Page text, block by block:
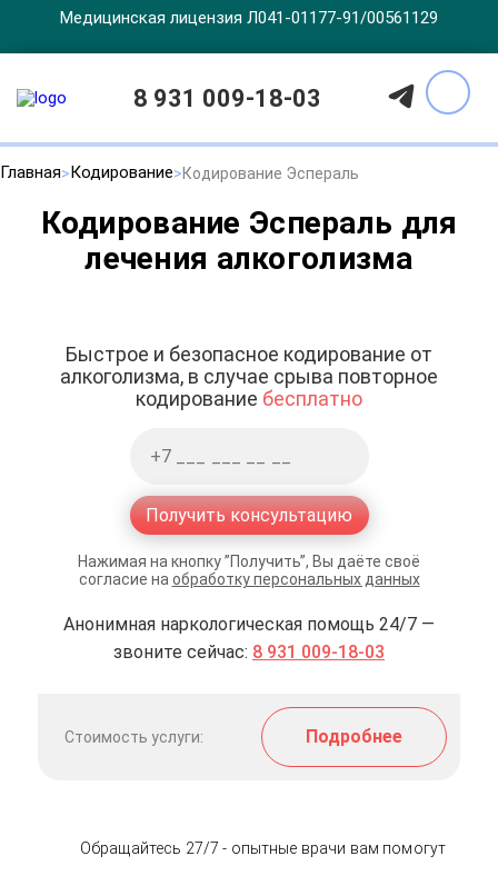
Медицинская лицензия Л041-01177-91/00561129
8 931 009-18-03
Главная Кодирование Кодирование Эспераль
Кодирование Эспераль для
лечения алкоголизма
Быстрое и безопасное кодирование от
алкоголизма, в случае срыва повторное
кодирование бесплатно
Получить консультацию
Нажимая на кнопку ”Получить”, Вы даёте своё
согласие на обработку персональных данных
Анонимная наркологическая помощь 24/7 —
звоните сейчас: 8 931 009-18-03
Стоимость услуги: Подробнее
Обращайтесь 27/7 - опытные врачи вам помогут